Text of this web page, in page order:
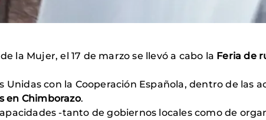
la Mujer, el 17 de marzo se llevó a cabo la Feria de
con la Cooperación Española, dentro de las
en Chimborazo.
-tanto de gobiernos locales como de